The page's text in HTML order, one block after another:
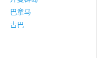
巴拿马
古巴